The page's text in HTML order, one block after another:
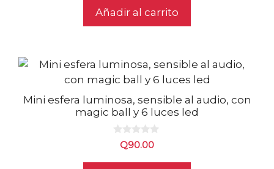
Añadir al carrito
Mini esfera luminosa, sensible al audio, con
magic ball y 6 luces led
Q90.00